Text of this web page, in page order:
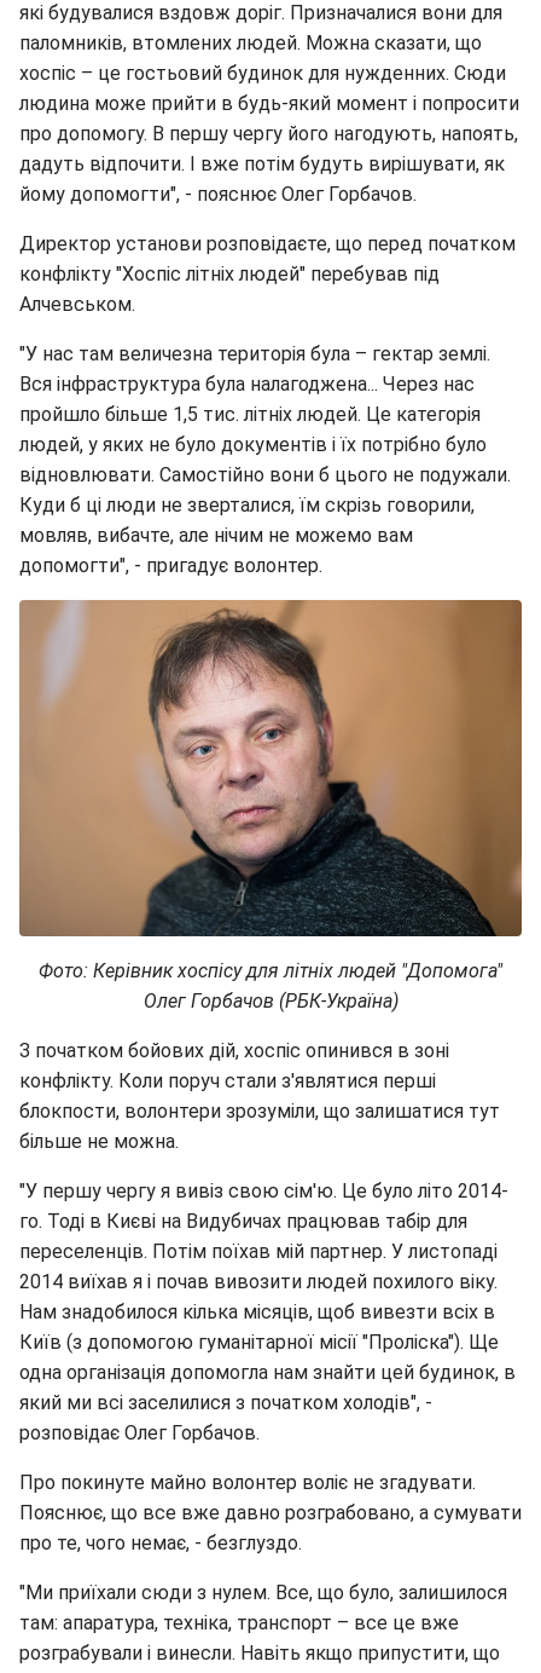
які будувалися вздовж доріг. Призначалися вони для
паломників, втомлених людей. Можна сказати, що
хоспіс – це гостьовий будинок для нужденних. Сюди
людина може прийти в будь-який момент і попросити
про допомогу. В першу чергу його нагодують, напоять,
дадуть відпочити. І вже потім будуть вирішувати, як
йому допомогти", - пояснює Олег Горбачов.
Директор установи розповідаєте, що перед початком
конфлікту "Хоспіс літніх людей" перебував під
Алчевськом.
"У нас там величезна територія була – гектар землі.
Вся інфраструктура була налагоджена... Через нас
пройшло більше 1,5 тис. літніх людей. Це категорія
людей, у яких не було документів і їх потрібно було
відновлювати. Самостійно вони б цього не подужали.
Куди б ці люди не зверталися, їм скрізь говорили,
мовляв, вибачте, але нічим не можемо вам
допомогти", - пригадує волонтер.
Фото: Керівник хоспісу для літніх людей "Допомога"
Олег Горбачов (РБК-Україна)
З початком бойових дій, хоспіс опинився в зоні
конфлікту. Коли поруч стали з'являтися перші
блокпости, волонтери зрозуміли, що залишатися тут
більше не можна.
"У першу чергу я вивіз свою сім'ю. Це було літо 2014-
го. Тоді в Києві на Видубичах працював табір для
переселенців. Потім поїхав мій партнер. У листопаді
2014 виїхав я і почав вивозити людей похилого віку.
Нам знадобилося кілька місяців, щоб вивезти всіх в
Київ (з допомогою гуманітарної місії "Проліска"). Ще
одна організація допомогла нам знайти цей будинок, в
який ми всі заселилися з початком холодів", -
розповідає Олег Горбачов.
Про покинуте майно волонтер воліє не згадувати.
Пояснює, що все вже давно розграбовано, а сумувати
про те, чого немає, - безглуздо.
"Ми приїхали сюди з нулем. Все, що було, залишилося
там: апаратура, техніка, транспорт – все це вже
розграбували і винесли. Навіть якщо припустити, що